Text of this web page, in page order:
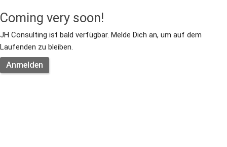
Coming very soon!
JH Consulting ist bald verfügbar. Melde Dich an, um auf dem
Laufenden zu bleiben.
Anmelden